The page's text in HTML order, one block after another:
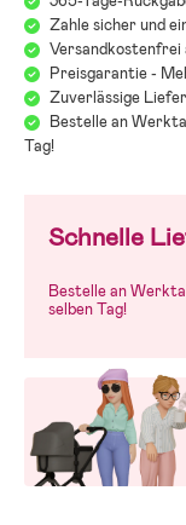
Zahle sicher und
Versandkostenfrei
Preisgarantie -
Zuverlässige
Bestelle an
Tag!
Schnelle
Bestelle an
selben Tag!